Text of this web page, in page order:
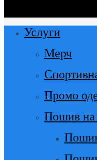
Услуги
Мерч
Промо
Пошив на